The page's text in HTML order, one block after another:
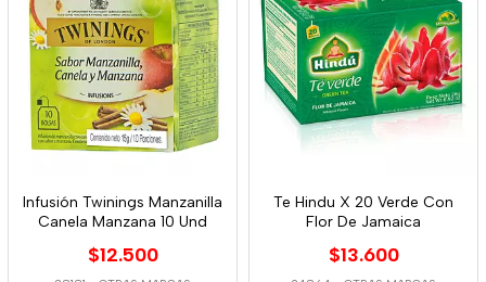
Infusión Twinings Manzanilla
Canela Manzana 10 Und
$12.500
Te Hindu X 20 Verde Con
Flor De Jamaica
$13.600